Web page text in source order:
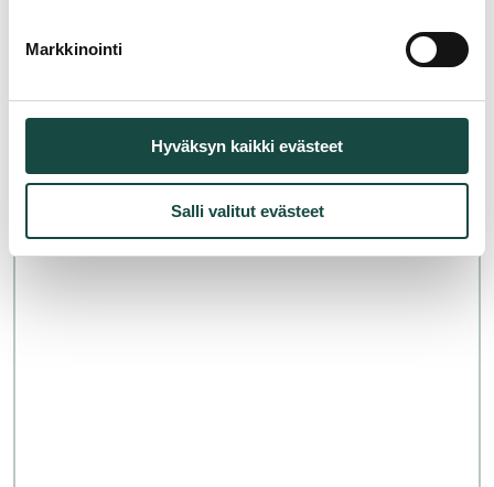
Markkinointi
Hyväksyn kaikki evästeet
Salli valitut evästeet
Yritys *
Yhteydenoton syy *